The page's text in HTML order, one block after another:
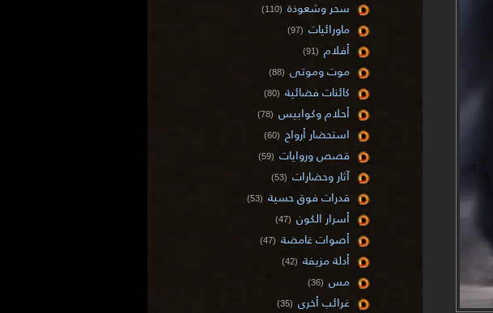
سحر وشعوذة (110)
ماورائيات (97)
أفلام (91)
موت وموتى (88)
كائنات فضائية (80)
أحلام وكوابيس (78)
استحضار أرواح (60)
قصص وروايات (59)
آثار وحضارات (53)
قدرات فوق حسية (53)
أسرار الكون (47)
أصوات غامضة (47)
أدلة مزيفة (42)
مس (36)
غرائب أخرى (35)